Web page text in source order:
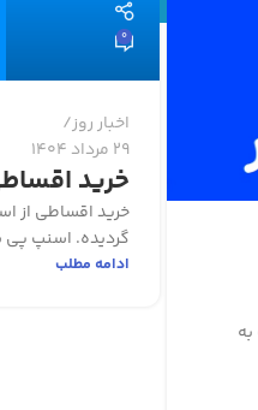
0
اخبار روز
29 مرداد 1404
خرید
خرید اقساطی از
گردیده. اسنپ
ادامه مطلب